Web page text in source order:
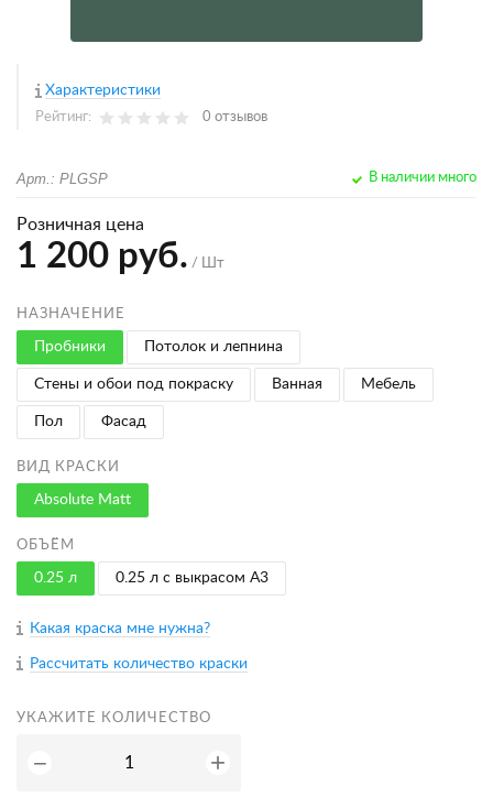
Характеристики
Рейтинг: 0 отзывов
Арт.: PLGSP В наличии много
Розничная цена
1 200 руб. / Шт
НАЗНАЧЕНИЕ
Пробники Потолок и лепнина
Стены и обои под покраску Ванная Мебель
Пол Фасад
ВИД КРАСКИ
Absolute Matt
ОБЪЁМ
0.25 л 0.25 л с выкрасом A3
Какая краска мне нужна?
Рассчитать количество краски
УКАЖИТЕ КОЛИЧЕСТВО
− +